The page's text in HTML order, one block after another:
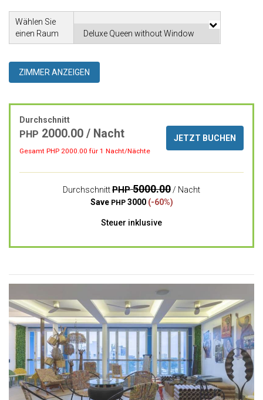
Wählen Sie
einen Raum
ZIMMER ANZEIGEN
Durchschnitt
PHP 2000.00 / Nacht
Gesamt PHP 2000.00 für 1 Nacht/Nächte
JETZT BUCHEN
DurchschnittPHP5000.00 / Nacht
Save PHP3000 (-60%)
Steuer inklusive